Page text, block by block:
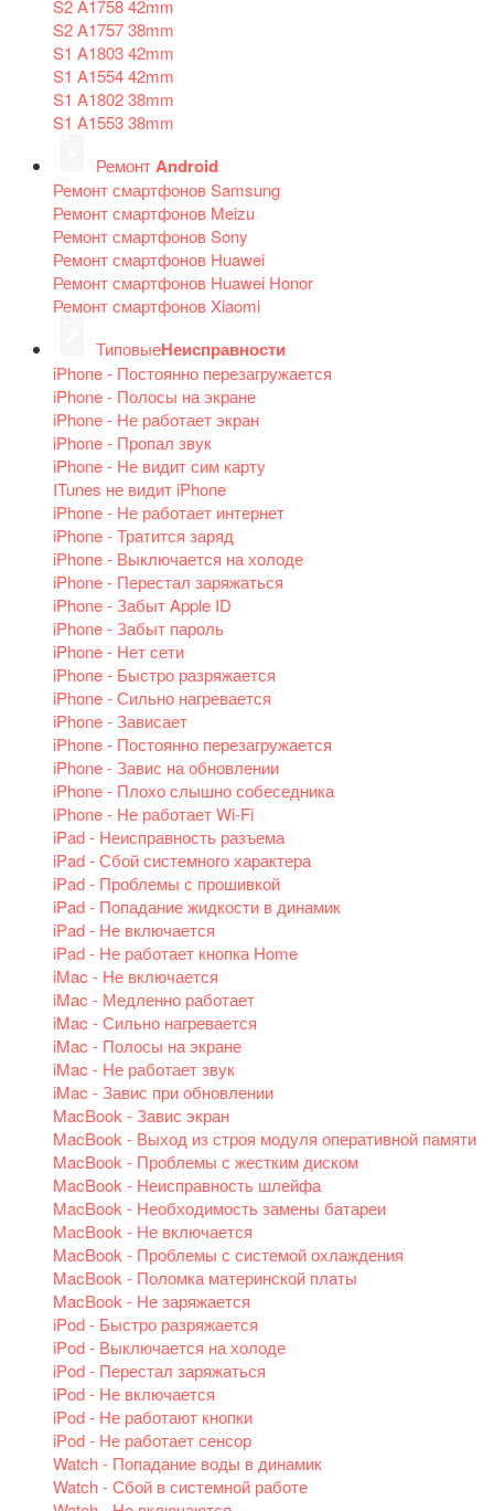
S2 A1758 42mm
S2 A1757 38mm
S1 A1803 42mm
S1 A1554 42mm
S1 A1802 38mm
S1 A1553 38mm
РемонтAndroid
Ремонт смартфонов Samsung
Ремонт смартфонов Meizu
Ремонт смартфонов Sony
Ремонт смартфонов Huawei
Ремонт смартфонов Huawei Honor
Ремонт смартфонов Xiaomi
ТиповыеНеисправности
iPhone - Постоянно перезагружается
iPhone - Полосы на экране
iPhone - Не работает экран
iPhone - Пропал звук
iPhone - Не видит сим карту
ITunes не видит iPhone
iPhone - Не работает интернет
iPhone - Тратится заряд
iPhone - Выключается на холоде
iPhone - Перестал заряжаться
iPhone - Забыт Apple ID
iPhone - Забыт пароль
iPhone - Нет сети
iPhone - Быстро разряжается
iPhone - Сильно нагревается
iPhone - Зависает
iPhone - Постоянно перезагружается
iPhone - Завис на обновлении
iPhone - Плохо слышно собеседника
iPhone - Не работает Wi-Fi
iPad - Неисправность разъема
iPad - Сбой системного характера
iPad - Проблемы с прошивкой
iPad - Попадание жидкости в динамик
iPad - Не включается
iPad - Не работает кнопка Home
iMac - Не включается
iMac - Медленно работает
iMac - Сильно нагревается
iMac - Полосы на экране
iMac - Не работает звук
iMac - Завис при обновлении
MacBook - Завис экран
MacBook - Выход из строя модуля оперативной памяти
MacBook - Проблемы с жестким диском
MacBook - Неисправность шлейфа
MacBook - Необходимость замены батареи
MacBook - Не включается
MacBook - Проблемы с системой охлаждения
MacBook - Поломка материнской платы
MacBook - Не заряжается
iPod - Быстро разряжается
iPod - Выключается на холоде
iPod - Перестал заряжаться
iPod - Не включается
iPod - Не работают кнопки
iPod - Не работает сенсор
Watch - Попадание воды в динамик
Watch - Сбой в системной работе